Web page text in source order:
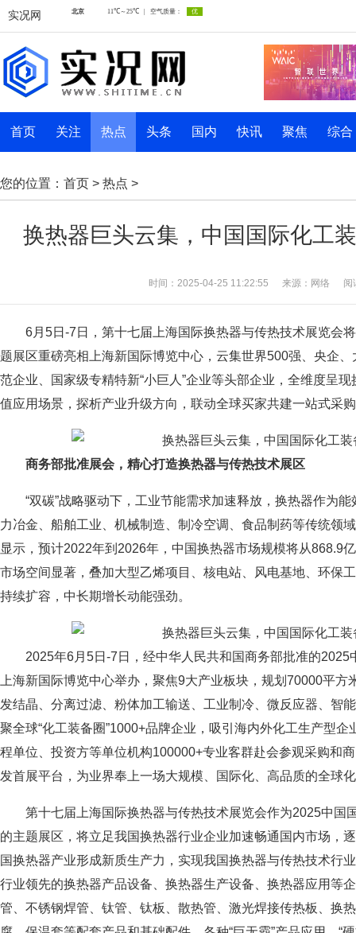
实况网
首页 关注 热点 头条 国内 快讯 聚焦 综合
您的位置： 首页 > 热点 >
换热器巨头云集，中国国际化工
时间：2025-04-25 11:22:55 来源：网络 阅
6月5日-7日，第十七届上海国际换热器与传热技术展览会
题展区重磅亮相上海新国际博览中心，云集世界500强、央企
范企业、国家级专精特新“小巨人”企业等头部企业，全维度呈
值应用场景，探析产业升级方向，联动全球买家共建一站式采
商务部批准展会，精心打造换热器与传热技术展区
“双碳”战略驱动下，工业节能需求加速释放，换热器作为
力冶金、船舶工业、机械制造、制冷空调、食品制药等传统领
显示，预计2022年到2026年，中国换热器市场规模将从868.9
市场空间显著，叠加大型乙烯项目、核电站、风电基地、环保
持续扩容，中长期增长动能强劲。
2025年6月5日-7日，经中华人民共和国商务部批准的
上海新国际博览中心举办，聚焦9大产业板块，规划70000平
发结晶、分离过滤、粉体加工输送、工业制冷、微反应器、智
聚全球“化工装备圈”1000+品牌企业，吸引海内外化工生产型
程单位、投资方等单位机构100000+专业客群赴会参观采购和
发首展平台，为业界奉上一场大规模、国际化、高品质的全球
第十七届上海国际换热器与传热技术展览会作为2025中国
的主题展区，将立足我国换热器行业企业加速畅通国内市场，
国换热器产业形成新质生产力，实现我国换热器与传热技术行
行业领先的换热器产品设备、换热器生产设备、换热器应用等
管、不锈钢焊管、钛管、钛板、散热管、激光焊接传热板、换